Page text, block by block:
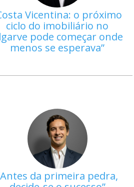
Vicentina: o próximo
ciclo do imobiliário no
pode começar onde
menos se esperava
Antes da primeira pedra,